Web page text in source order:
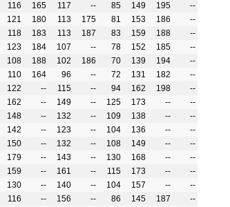
116 165 117 -- 85 149 195
--
121 180 113 175 81 153 186
--
118 183 113 187 83 159 188
--
123 184 107 -- 78 152 185
--
108 188 102 186 70 139 194
--
110 164 96 -- 72 131 182
--
122 -- 115 -- 94 162 198
--
162 -- 149 -- 125 173 --
--
148 -- 132 -- 109 138 --
--
142 -- 123 -- 104 136 --
--
150 -- 132 -- 108 149 --
--
179 -- 143 -- 130 168 --
--
159 -- 161 -- 115 173 --
--
130 -- 140 -- 104 157 --
--
116 -- 156 -- 86 145 187
--